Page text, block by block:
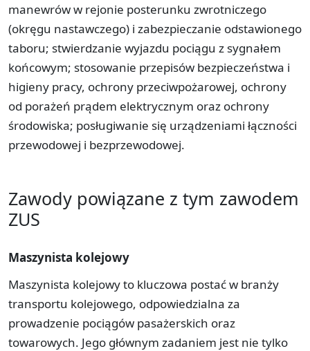
manewrów w rejonie posterunku zwrotniczego
(okręgu nastawczego) i zabezpieczanie odstawionego
taboru; stwierdzanie wyjazdu pociągu z sygnałem
końcowym; stosowanie przepisów bezpieczeństwa i
higieny pracy, ochrony przeciwpożarowej, ochrony
od porażeń prądem elektrycznym oraz ochrony
środowiska; posługiwanie się urządzeniami łączności
przewodowej i bezprzewodowej.
Zawody powiązane z tym zawodem
ZUS
Maszynista kolejowy
Maszynista kolejowy to kluczowa postać w branży
transportu kolejowego, odpowiedzialna za
prowadzenie pociągów pasażerskich oraz
towarowych. Jego głównym zadaniem jest nie tylko